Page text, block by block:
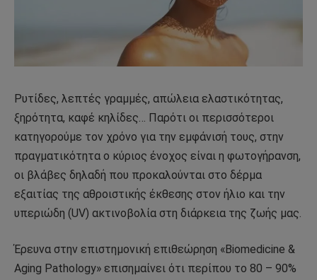
Ρυτίδες, λεπτές γραμμές, απώλεια ελαστικότητας,
ξηρότητα, καφέ κηλίδες… Παρότι οι περισσότεροι
κατηγορούμε τον χρόνο για την εμφάνισή τους, στην
πραγματικότητα ο κύριος ένοχος είναι η φωτογήρανση,
οι βλάβες δηλαδή που προκαλούνται στο δέρμα
εξαιτίας της αθροιστικής έκθεσης στον ήλιο και την
υπεριώδη (UV) ακτινοβολία στη διάρκεια της ζωής μας.
Έρευνα στην επιστημονική επιθεώρηση «Biomedicine &
Aging Pathology» επισημαίνει ότι περίπου το 80 – 90%